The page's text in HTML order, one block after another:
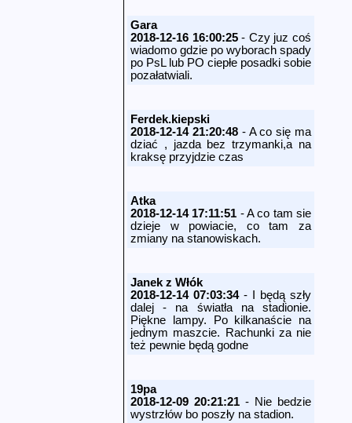
Gara
2018-12-16 16:00:25- Czy juz coś
wiadomo gdzie po wyborach spady
po PsL lub PO ciepłe posadki sobie
pozałatwiali.
Ferdek.kiepski
2018-12-14 21:20:48 - A co się ma
dziać , jazda bez trzymanki,a na
kraksę przyjdzie czas
Atka
2018-12-14 17:11:51 - A co tam sie
dzieje w powiacie, co tam za
zmiany na stanowiskach.
Janek z Włók
2018-12-14 07:03:34 - I będą szły
dalej - na światła na stadionie.
Piękne lampy. Po kilkanaście na
jednym maszcie. Rachunki za nie
też pewnie będą godne
19pa
2018-12-09 20:21:21 - Nie bedzie
wystrzłów bo poszły na stadion.